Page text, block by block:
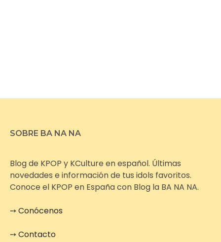
SOBRE BA NA NA
Blog de KPOP y KCulture en español. Últimas
novedades e información de tus idols favoritos.
Conoce el KPOP en España con Blog la BA NA NA.
➙Conócenos
➙Contacto